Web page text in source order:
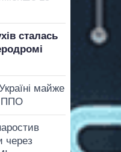
сталась
майже
ППО
через